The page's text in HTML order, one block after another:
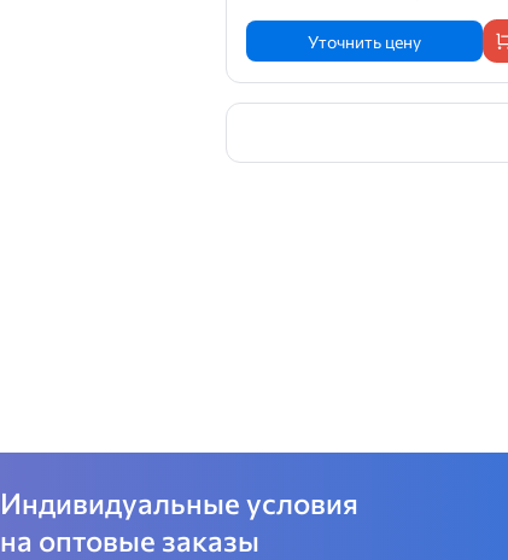
Уточнить цену
Индивидуальные условия
на оптовые заказы